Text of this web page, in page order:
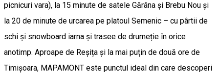
picnicuri vara), la 15 minute de satele Gărâna și Brebu Nou și
la 20 de minute de urcarea pe platoul Semenic – cu pârtii de
schi și snowboard iarna și trasee de drumeție în orice
anotimp. Aproape de Reșița și la mai puțin de două ore de
Timișoara, MAPAMONT este punctul ideal din care descoperi